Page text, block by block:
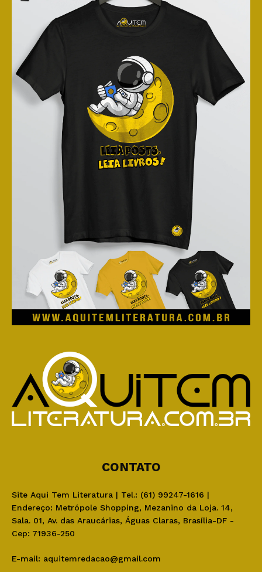
CONTATO
Site Aqui Tem Literatura | Tel.: (61) 99247-1616 |
Endereço: Metrópole Shopping, Mezanino da Loja. 14,
Sala. 01, Av. das Araucárias, Águas Claras, Brasília-DF -
Cep: 71936-250
E-mail: aquitemredacao@gmail.com